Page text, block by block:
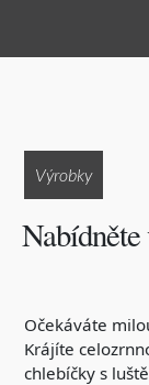
Výrobky
Nabídněte
Očekáváte
Krájíte
chlebíčky s